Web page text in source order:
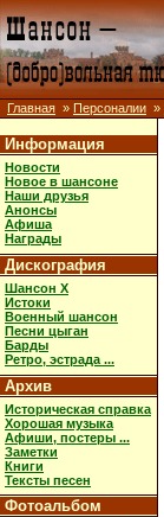
Главная » Персоналии »
Информация
Новости
Новое в шансоне
Наши друзья
Анонсы
Афиша
Награды
Дискография
Шансон X
Истоки
Военный шансон
Песни цыган
Барды
Ретро, эстрада ...
Архив
Историческая справка
Хорошая музыка
Афиши, постеры ...
Заметки
Книги
Тексты песен
Фотоальбом